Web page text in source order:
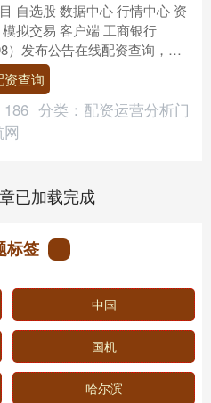
自选股 数据中心 行情中心 资
拟交易 客户端 工商银行
）发布公告在线配资查询，该
2026年1月26日派发中期股息
资查询
186 分类： 配资运营分析门
网
已加载完成
标签
中国
国机
哈尔滨